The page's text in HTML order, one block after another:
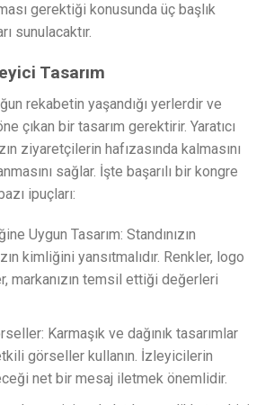
gerektiği konusunda üç başlık
sunulacaktır.
Tasarım
rekabetin yaşandığı yerlerdir ve
çıkan bir tasarım gerektirir. Yaratıcı
ziyaretçilerin hafızasında kalmasını
sağlar. İşte başarılı bir kongre
ipuçları:
Uygun Tasarım: Standınızın
kimliğini yansıtmalıdır. Renkler, logo
markanızın temsil ettiği değerleri
Karmaşık ve dağınık tasarımlar
görseller kullanın. İzleyicilerin
net bir mesaj iletmek önemlidir.